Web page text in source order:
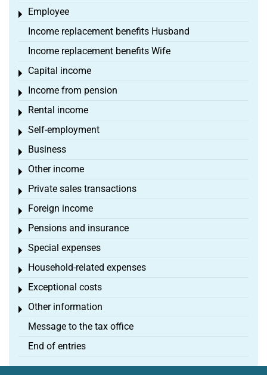
Employee
Toggle menu
Income replacement benefits Husband
Income replacement benefits Wife
Capital income
Toggle menu
Income from pension
Toggle menu
Rental income
Toggle menu
Self-employment
Toggle menu
Business
Toggle menu
Other income
Toggle menu
Private sales transactions
Toggle menu
Foreign income
Toggle menu
Pensions and insurance
Toggle menu
Special expenses
Toggle menu
Household-related expenses
Toggle menu
Exceptional costs
Toggle menu
Other information
Toggle menu
Message to the tax office
End of entries